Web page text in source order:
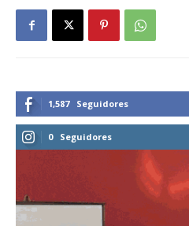
1,587 Seguidores
0 Seguidores